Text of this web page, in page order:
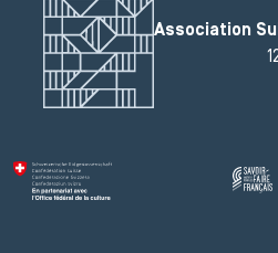
Association